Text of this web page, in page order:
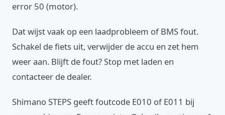
error 50 (motor).
Dat wijst vaak op een laadprobleem of BMS fout.
Schakel de fiets uit, verwijder de accu en zet hem
weer aan. Blijft de fout? Stop met laden en
contacteer de dealer.
Shimano STEPS geeft foutcode E010 of E011 bij